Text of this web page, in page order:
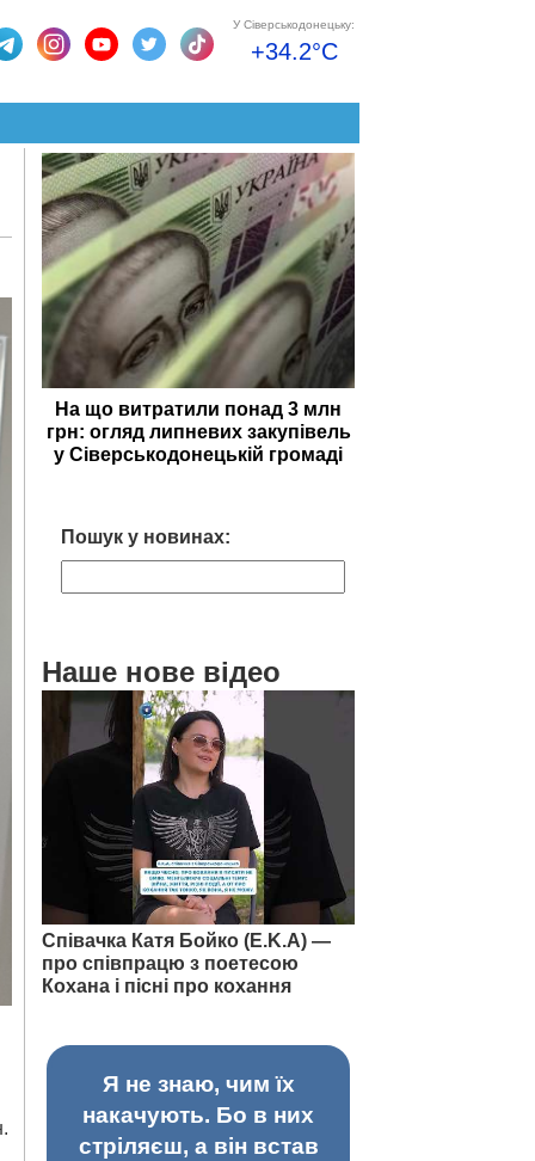
У Сіверськодонецьку:
+34.2°C
На що витратили понад 3 млн
грн: огляд липневих закупівель
у Сіверськодонецькій громаді
Пошук у новинах:
Наше нове відео
Співачка Катя Бойко (E.K.A) —
про співпрацю з поетесою
Кохана і пісні про кохання
Я не знаю, чим їх
накачують. Бо в них
стріляєш, а він встав